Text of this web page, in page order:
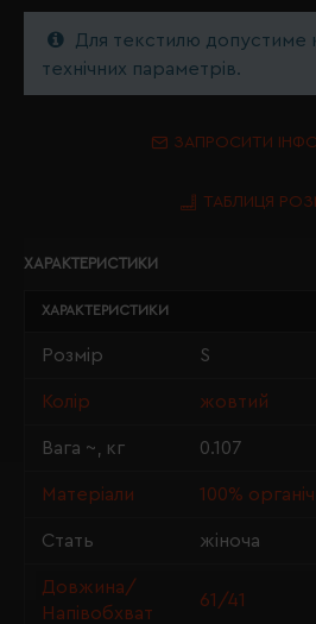
Для текстилю допустиме
технічних параметрів.
ЗАПРОСИТИ
ТАБЛИЦЯ
ХАРАКТЕРИСТИКИ
ХАРАКТЕРИСТИКИ
Розмір S
Колір жовтий
Вага ~, кг 0.107
Матеріали 100%
Стать жіноча
Довжина/
Напівобхват
61/41